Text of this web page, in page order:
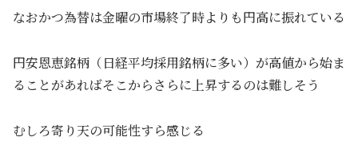
なおかつ為替は金曜の市場終了時よりも円高に振れている
円安恩恵銘柄（日経平均採用銘柄に多い）が高値から始ま
ることがあればそこからさらに上昇するのは難しそう
むしろ寄り天の可能性すら感じる